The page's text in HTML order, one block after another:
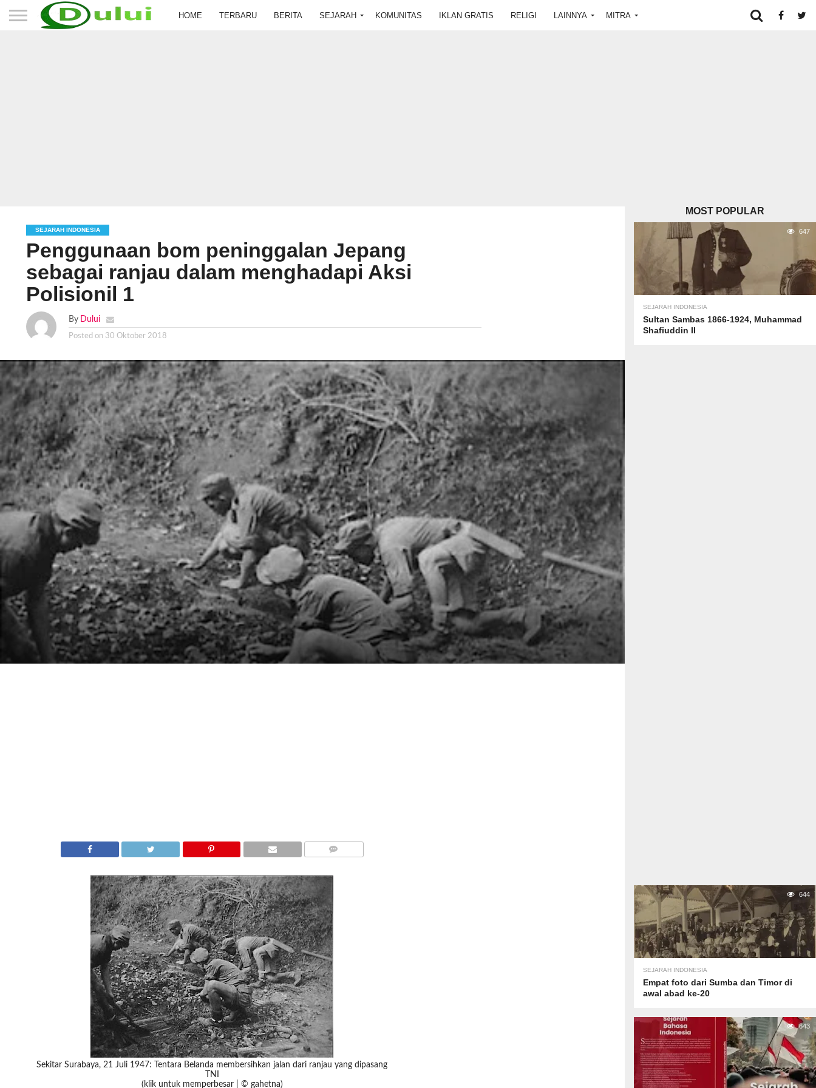
HOME TERBARU BERITA SEJARAH KOMUNITAS IKLAN GRATIS RELIGI LAINNYA MITRA
SEJARAH INDONESIA
Penggunaan bom peninggalan Jepang
sebagai ranjau dalam menghadapi Aksi
Polisionil 1
By Dului
Posted on 30 Oktober 2018
Sekitar Surabaya, 21 Juli 1947: Tentara Belanda membersihkan jalan dari ranjau yang dipasang
TNI
(klik untuk memperbesar | © gahetna)
MOST POPULAR
647
SEJARAH INDONESIA
Sultan Sambas 1866-1924, Muhammad
Shafiuddin II
644
SEJARAH INDONESIA
Empat foto dari Sumba dan Timor di
awal abad ke-20
643